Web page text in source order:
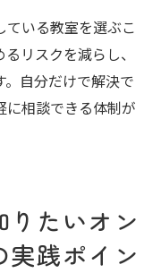
ている教室を選ぶこ
リスクを減らし、
自分だけで解決で
に相談できる体制が
たいオン
実践ポイン